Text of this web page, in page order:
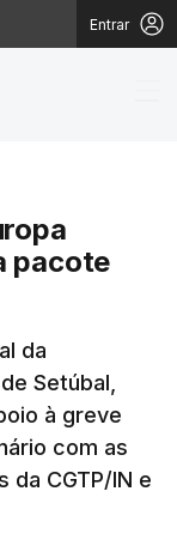
Entrar
pacote
da
Setúbal,
à greve
com as
CGTP/IN e